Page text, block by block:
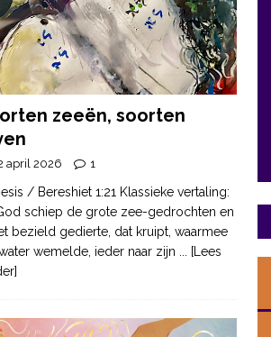
zeeën, soorten
april 2026 1
/ Bereshiet 1:21 Klassieke vertaling:
schiep de grote zee-gedrochten en
bezield gedierte, dat kruipt, waarmee
wemelde, ieder naar zijn ... [Lees